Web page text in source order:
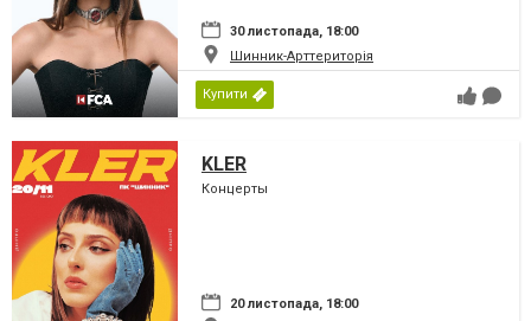
30 листопада, 18:00
Шинник-Арттериторія
Купити
KLER
Концерты
20 листопада, 18:00